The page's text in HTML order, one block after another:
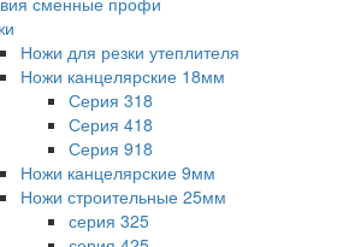
Ножи для резки утеплителя
Ножи канцелярские 18мм
Серия 318
Серия 418
Серия 918
Ножи канцелярские 9мм
Ножи строительные 25мм
серия 325